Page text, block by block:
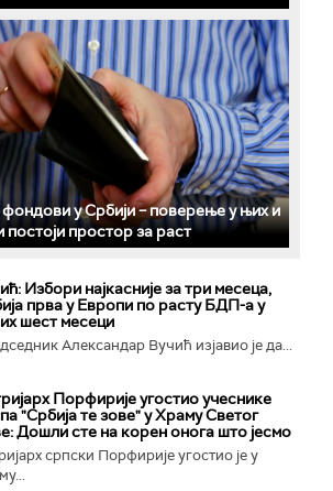
у Србији – поверење у њих и
простор за раст
Избори најкасније за три месеца,
прва у Европи по расту БДП-а у
шест месеци
Александар Вучић изјавио је да...
Порфирије угостио учеснике
"Србија те зове" у Храму Светог
Дошли сте на корен онога што јесмо
српски Порфирије угостио је у